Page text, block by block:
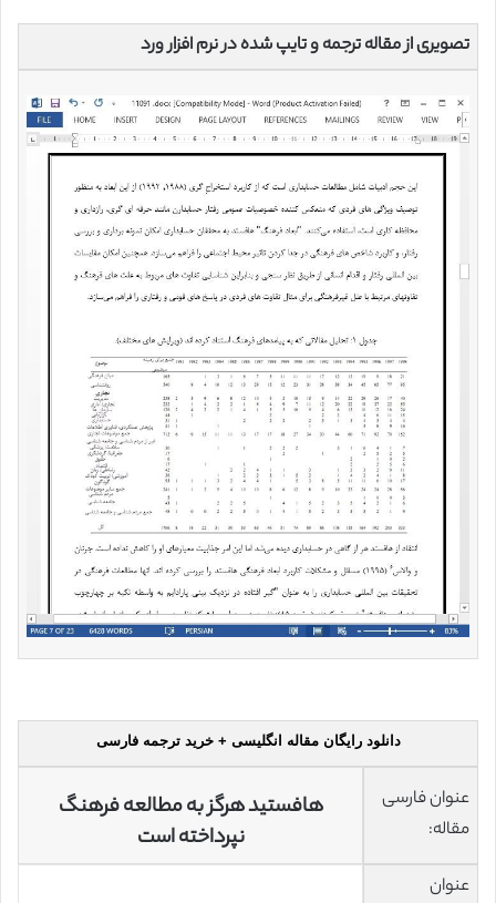
تصویری از مقاله ترجمه و تایپ شده در نرم افزار ورد
دانلود رایگان مقاله انگلیسی + خرید ترجمه فارسی
عنوان فارسی
مقاله:
هافستید هرگز به مطالعه فرهنگ
نپرداخته است
عنوان